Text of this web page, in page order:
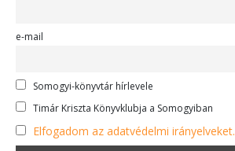
e-mail
Somogyi-könyvtár hírlevele
Timár Kriszta Könyvklubja a Somogyiban
Elfogadom az adatvédelmi irányelveket.